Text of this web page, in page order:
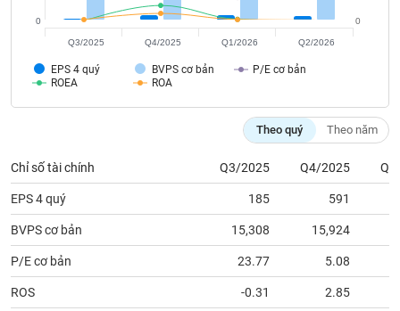
EPS 4 quý BVPS cơ bản
P/E cơ bản
ROEA
ROA
0 0
Q3/2025 Q4/2025 Q1/2026 Q2/2026
Theo quý Theo năm
Chỉ số tài chính Q3/2025 Q4/2025
EPS 4 quý 185 591
BVPS cơ bản 15,308 15,924
P/E cơ bản 23.77 5.08
ROS -0.31 2.85
chính